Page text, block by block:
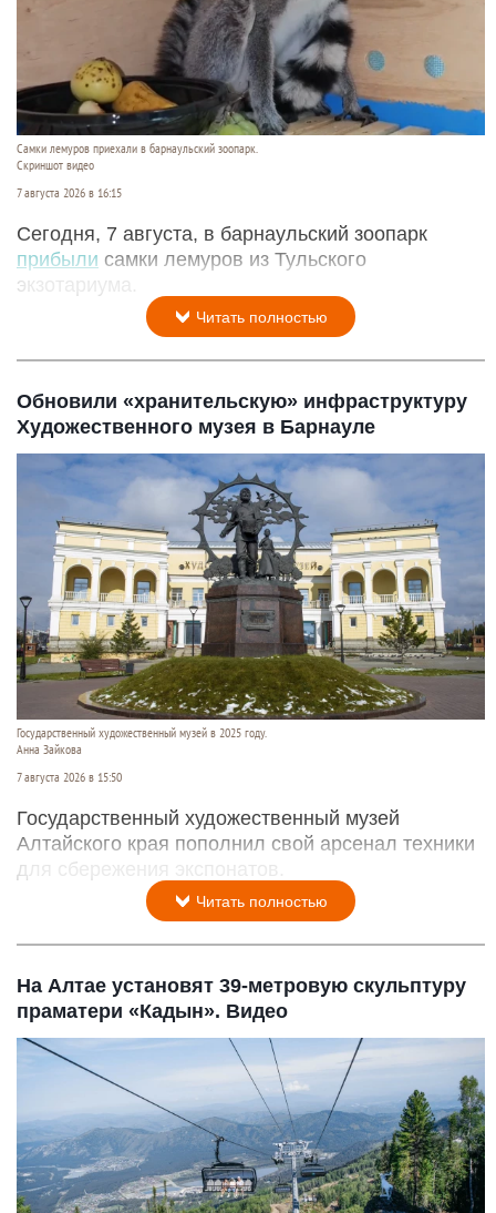
Самки лемуров приехали в барнаульский зоопарк.
Скриншот видео
7 августа 2026 в 16:15
Сегодня, 7 августа, в барнаульский зоопарк
прибыли самки лемуров из Тульского
экзотариума.
Читать полностью
Обновили «хранительскую» инфраструктуру
Художественного музея в Барнауле
Государственный художественный музей в 2025 году.
Анна Зайкова
7 августа 2026 в 15:50
Государственный художественный музей
Алтайского края пополнил свой арсенал техники
для сбережения экспонатов.
Читать полностью
На Алтае установят 39-метровую скульптуру
праматери «Кадын». Видео